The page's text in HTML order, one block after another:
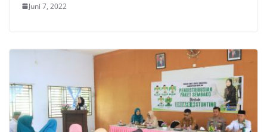
Juni 7, 2022